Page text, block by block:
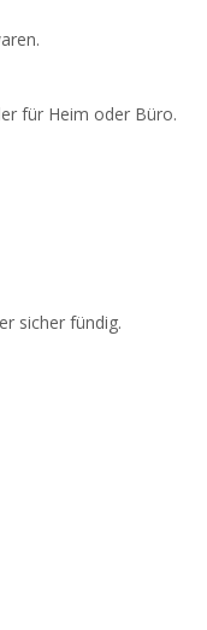
für Heim oder Büro.
sicher fündig.